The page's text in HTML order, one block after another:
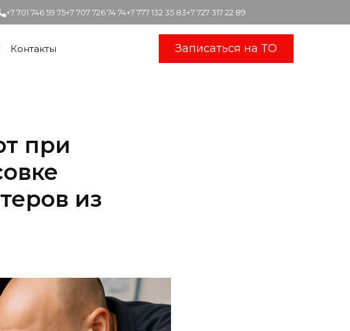
Контакты Записаться на ТО
+7 701 746 59 75+7 707 726 74 74+7 777 132 35 83+7 727 317 22 89
при
из